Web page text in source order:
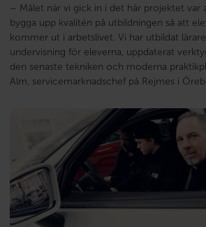
– Målet när vi gick in i det här projektet var
bygga upp kvalitén på utbildningen så att
kommer ut i arbetslivet. Vi har utbildat
undervisning för eleverna, uppdaterat
den senaste tekniken och moderna
Alm, servicemarknadschef på Rejmes i